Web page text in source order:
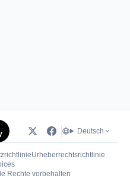
Deutsch
Urheberrechtsrichtlinie
(öffnet in neuem Tab)
Rechte vorbehalten